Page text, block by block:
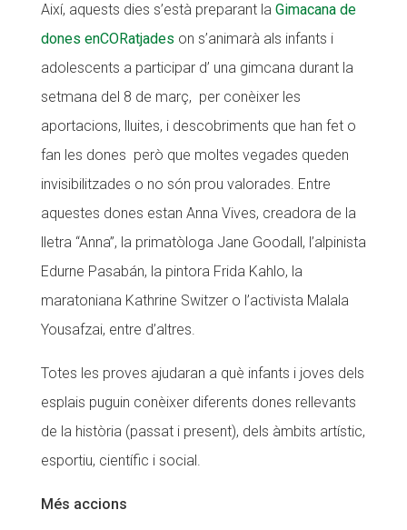
Així, aquests dies s’està preparant la Gimacana de
dones enCORatjades on s’animarà als infants i
adolescents a participar d’ una gimcana durant la
setmana del 8 de març, per conèixer les
aportacions, lluites, i descobriments que han fet o
fan les dones però que moltes vegades queden
invisibilitzades o no són prou valorades. Entre
aquestes dones estan Anna Vives, creadora de la
lletra “Anna”, la primatòloga Jane Goodall, l’alpinista
Edurne Pasabán, la pintora Frida Kahlo, la
maratoniana Kathrine Switzer o l’activista Malala
Yousafzai, entre d’altres.
Totes les proves ajudaran a què infants i joves dels
esplais puguin conèixer diferents dones rellevants
de la història (passat i present), dels àmbits artístic,
esportiu, científic i social.
Més accions
ACTUALITAT
Diari de la Fundació
Fundesplai als mitjans
Xarxes socials
COL·LABORA
Fes voluntariat
Fes un donatiu
Treballa amb nosaltres